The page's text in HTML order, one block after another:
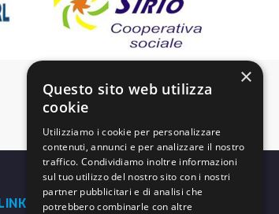
UTILI
×
Questo sito web utilizza
cookie
Utilizziamo i cookie per personalizzare
contenuti, annunci e per analizzare il nostro
traffico. Condividiamo inoltre informazioni
sul tuo utilizzo del nostro sito con i nostri
partner pubblicitari e di analisi che
potrebbero combinarle con altre